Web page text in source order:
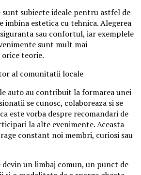
sunt subiecte ideale pentru astfel de
imbina estetica cu tehnica. Alegerea
sau confortul, iar exemplele
sunt mult mai
teorie.
al comunitatii locale
auto au contribuit la formarea unei
se cunosc, colaboreaza si se
este vorba despre recomandari de
la alte evenimente. Aceasta
constant noi membri, curiosi sau
devin un limbaj comun, un punct de